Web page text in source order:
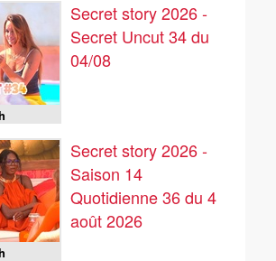
Secret story 2026 -
Secret Uncut 34 du
04/08
Secret story 2026 -
Saison 14
Quotidienne 36 du 4
août 2026